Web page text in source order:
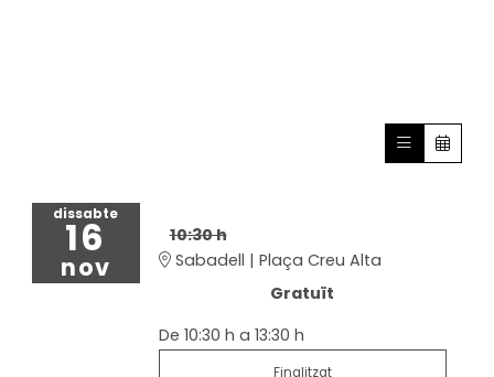
dissabte
16
nov
10:30 h
Sabadell | Plaça Creu Alta
Gratuït
De 10:30 h a 13:30 h
Finalitzat